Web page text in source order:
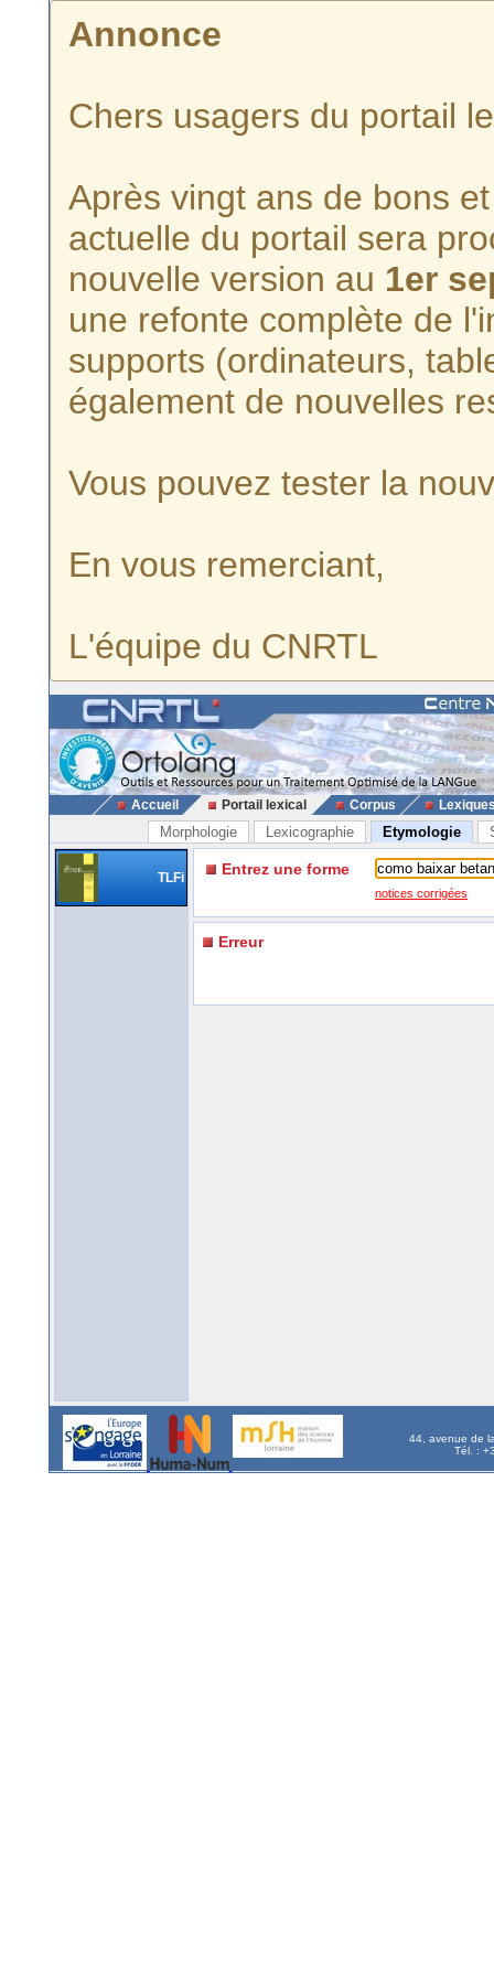
Annonce
Chers usagers du portail
Après vingt ans de bons
actuelle du portail sera
nouvelle version au 1er
une refonte complète de
supports (ordinateurs,
également de nouvelles
Vous pouvez tester la
En vous remerciant,
L'équipe du CNRTL
Accueil Portail lexical Corpus
Morphologie Lexicographie Etymologie
TLFi Entrez une forme
notices corrigées
Erreur
44, avenue de
Tél. :